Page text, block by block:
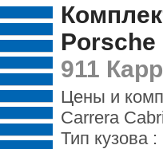
Porsche
911
Цены и
Carrera
Тип кузова :